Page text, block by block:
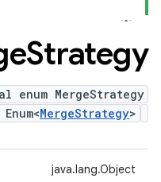
Strategy
enum MergeStrategy
MergeStrategy>
java.lang.Object